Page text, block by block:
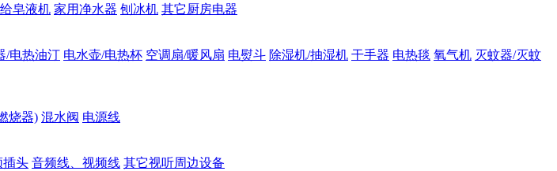
给皂液机 家用净水器 刨冰机 其它厨房电器
/电热油汀 电水壶/电热杯 空调扇/暖风扇 电熨斗 除湿机/抽湿机 干手器 电热毯 氧气机 灭蚊器/灭蚊
烧器) 混水阀 电源线
插头 音频线、视频线 其它视听周边设备